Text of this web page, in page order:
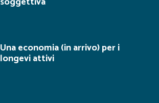
Una economia (in arrivo) per i
longevi attivi